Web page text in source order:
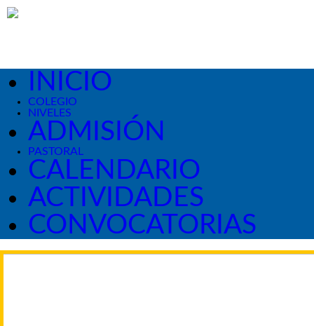
INICIO
COLEGIO
NIVELES
ADMISIÓN
PASTORAL
CALENDARIO
ACTIVIDADES
CONVOCATORIAS